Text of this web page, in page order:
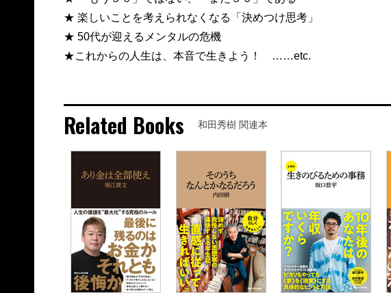
★ 楽しいことを考えられなくなる「決めつけ思考」
★ 50代が迎えるメンタルの危機
★これからの人生は、本音で生きよう！ ……etc.
Related Books 和田秀樹 関連本